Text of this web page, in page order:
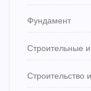
Фундамент
Строительные
Строительство